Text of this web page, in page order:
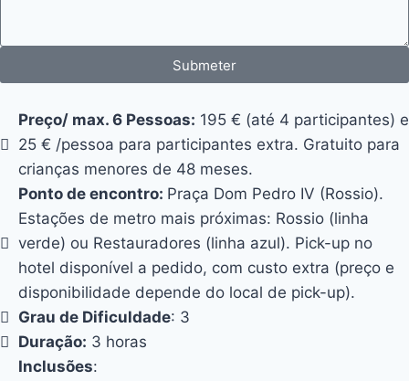
Submeter
Preço/ max. 6 Pessoas: 195 € (até 4 participantes) e
25 € /pessoa para participantes extra. Gratuito para
crianças menores de 48 meses.
Ponto de encontro: Praça Dom Pedro IV (Rossio).
Estações de metro mais próximas: Rossio (linha
verde) ou Restauradores (linha azul). Pick-up no
hotel disponível a pedido, com custo extra (preço e
disponibilidade depende do local de pick-up).
Grau de Dificuldade: 3
Duração: 3 horas
Inclusões: